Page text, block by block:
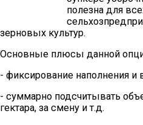
полезна для
зерновых культур.
Основные плюсы данной
- фиксирование наполнения и
- суммарно подсчитывать
гектара, за смену и т.д.